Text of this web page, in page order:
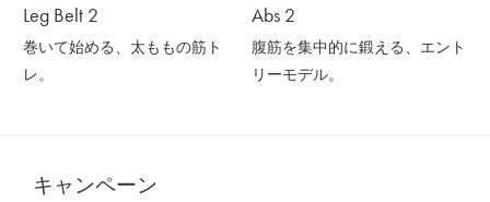
Leg Belt 2
巻いて始める、太ももの筋ト
レ。
Abs 2
腹筋を集中的に鍛える、エント
リーモデル。
キャンペーン